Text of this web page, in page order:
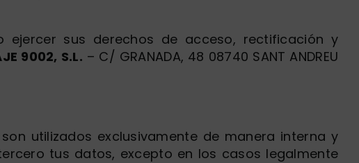
ejercer sus derechos de acceso, rectificación y
9002, S.L. – C/ GRANADA, 48 08740 SANT ANDREU
utilizados exclusivamente de manera interna y
tus datos, excepto en los casos legalmente